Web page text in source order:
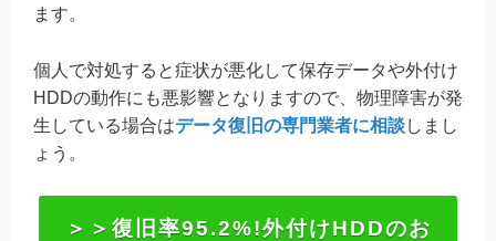
ます。
個人で対処すると症状が悪化して保存データや外付け
HDDの動作にも悪影響となりますので、物理障害が発
生している場合はデータ復旧の専門業者に相談しまし
ょう。
＞＞復旧率95.2%!外付けHDDのお